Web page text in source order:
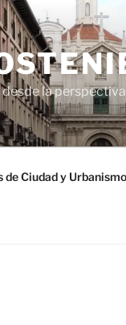
la
de Ciudad y Urbanismo